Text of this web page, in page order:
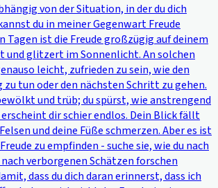
von der Situation, in der du dich
du in meiner Gegenwart Freude
Tagen ist die Freude großzügig auf deinem
und glitzert im Sonnenlicht. An solchen
leicht, zufrieden zu sein, wie den
tun oder den nächsten Schritt zu gehen.
und trüb; du spürst, wie anstrengend
erscheint dir schier endlos. Dein Blick fällt
und deine Füße schmerzen. Aber es ist
zu empfinden - suche sie, wie du nach
verborgenen Schätzen forschen
dass du dich daran erinnerst, dass ich